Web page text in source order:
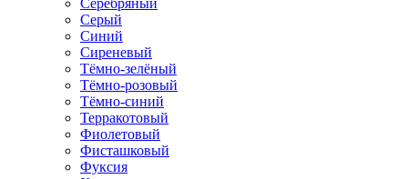
Серый
Синий
Сиреневый
Тёмно-зелёный
Тёмно-розовый
Тёмно-синий
Терракотовый
Фиолетовый
Фисташковый
Фуксия